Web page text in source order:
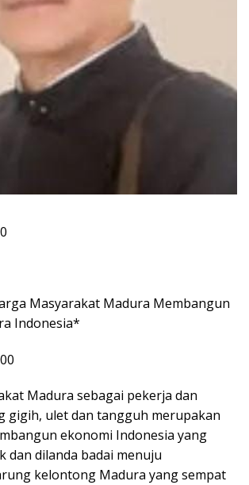
Masyarakat Madura Membangun
Indonesia*
Madura sebagai pekerja dan
gigih, ulet dan tangguh merupakan
ekonomi Indonesia yang
dan dilanda badai menuju
kelontong Madura yang sempat